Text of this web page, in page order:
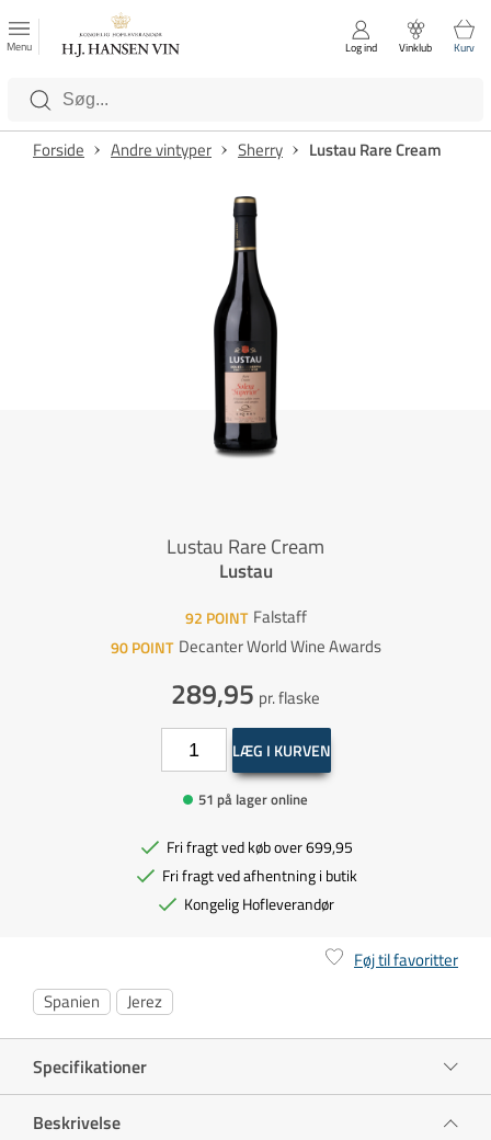
Luk
Kategorier
Menu Log ind Vinklub Kurv
Forside Andre vintyper Sherry Lustau Rare Cream
Lustau Rare Cream
Lustau
92 POINT Falstaff
90 POINT Decanter World Wine Awards
289,95 pr. flaske
LÆG I KURVEN
51 på lager online
Fri fragt ved køb over 699,95
Fri fragt ved afhentning i butik
Kongelig Hofleverandør
Føj til favoritter
Spanien
Jerez
Specifikationer
Beskrivelse